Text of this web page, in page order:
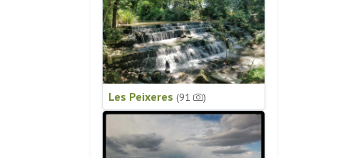
Les Peixeres (91 )